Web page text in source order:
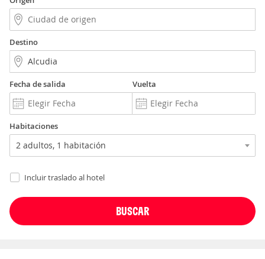
Destino
Fecha de salida Vuelta
Habitaciones
Incluir traslado al hotel